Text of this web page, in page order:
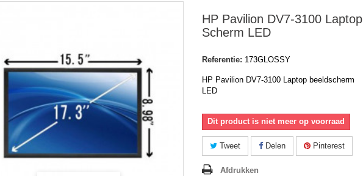
HP Pavilion DV7-3100 Laptop
Scherm LED
Referentie: 173GLOSSY
HP Pavilion DV7-3100 Laptop beeldscherm
LED
Dit product is niet meer op voorraad
Tweet Delen Pinterest
Afdrukken